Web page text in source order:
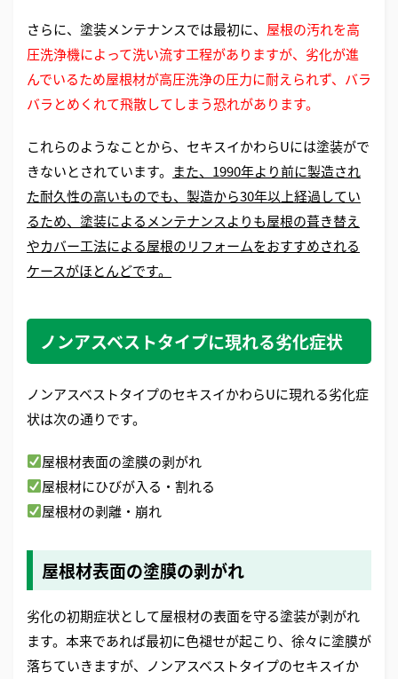
さらに、塗装メンテナンスでは最初に、 屋根の汚れを高
圧洗浄機によって洗い流す工程がありますが、劣化が進
んでいるため屋根材が高圧洗浄の圧力に耐えられず、バラ
バラとめくれて飛散してしまう恐れがあります。
これらのようなことから、セキスイかわらUには塗装がで
きないとされています。 また、1990年より前に製造され
た耐久性の高いものでも、製造から30年以上経過してい
るため、塗装によるメンテナンスよりも屋根の葺き替え
やカバー工法による屋根のリフォームをおすすめされる
ケースがほとんどです。
ノンアスベストタイプに現れる劣化症状
ノンアスベストタイプのセキスイかわらUに現れる劣化症
状は次の通りです。
屋根材表面の塗膜の剥がれ
屋根材にひびが入る・割れる
屋根材の剥離・崩れ
屋根材表面の塗膜の剥がれ
劣化の初期症状として屋根材の表面を守る塗装が剥がれ
ます。本来であれば最初に色褪せが起こり、徐々に塗膜が
落ちていきますが、ノンアスベストタイプのセキスイか